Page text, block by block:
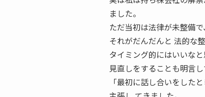
ました。
ただ当初は法律が未整備
それがだんだんと 法的な
タイミング的にはいいな
見直しをすることも明言し
「最初に話し合いをした